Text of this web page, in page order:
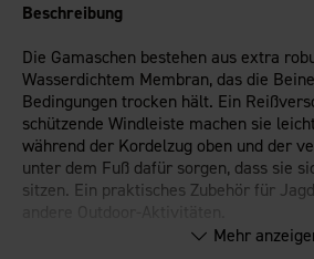
Beschreibung
Die Gamaschen bestehen aus extra
Wasserdichtem Membran, das die
Bedingungen trocken hält. Ein
schützende Windleiste machen sie
während der Kordelzug oben und der
unter dem Fuß dafür sorgen, dass sie
sitzen. Ein praktisches Zubehör für
Wasserdichtes Membran, das vor
Mehr